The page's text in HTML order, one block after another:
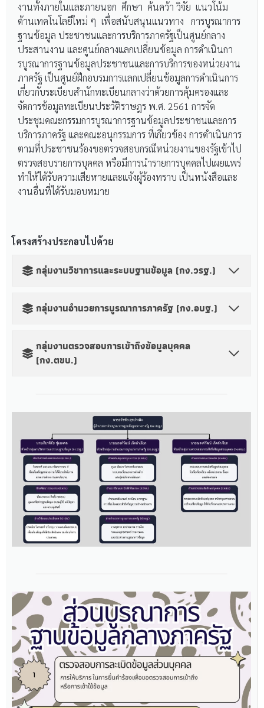
งานทั้งภายในและภายนอก ศึกษา ค้นคว้า วิจัย แนวโน้ม
ด้านเทคโนโลยีใหม่ ๆ เพื่อสนับสนุนแนวทาง การบูรณาการ
ฐานข้อมูล ประชาชนและการบริการภาครัฐเป็นศูนย์กลาง
ประสานงาน และศูนย์กลางแลกเปลี่ยนข้อมูล การดำเนินกา
รบูรณาการฐานข้อมูลประชาชนและการบริการของหน่วยงาน
ภาครัฐ เป็นศูนย์ฝึกอบรมการแลกเปลี่ยนข้อมูลการดำเนินการ
เกี่ยวกับระเบียบสำนักทะเบียนกลางว่าด้วยการคุ้มครองและ
จัดการข้อมูลทะเบียนประวัติราษฎร พ.ศ. 2561 การจัด
ประชุมคณะกรรมการบูรณาการฐานข้อมูลประชาชนและการ
บริการภาครัฐ และคณะอนุกรรมการ ที่เกี่ยวข้อง การดำเนินการ
ตามที่ประชาชนร้องขอตรวจสอบกรณีหน่วยงานของรัฐเข้าไป
ตรวจสอบรายการบุคคล หรือมีการนำรายการบุคคลไปเผยแพร่
ทำให้ได้รับความเสียหายและแจ้งผู้ร้องทราบ เป็นหนังสือและ
งานอื่นที่ได้รับมอบหมาย
โครงสร้างประกอบไปด้วย
กลุ่มงานวิชาการและระบบฐานข้อมูล (กง.วรฐ.)
กลุ่มงานอำนวยการบูรณาการภาครัฐ (กง.อบฐ.)
กลุ่มงานตรวจสอบการเข้าถึงข้อมูลบุคคล
(กง.ตขบ.)